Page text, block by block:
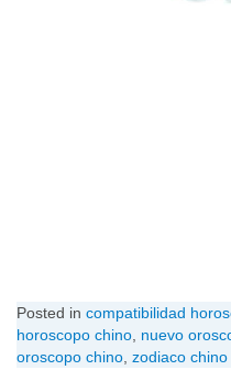
Posted in compatibilidad
horoscopo chino nuevo
oroscopo chino zodiaco chino